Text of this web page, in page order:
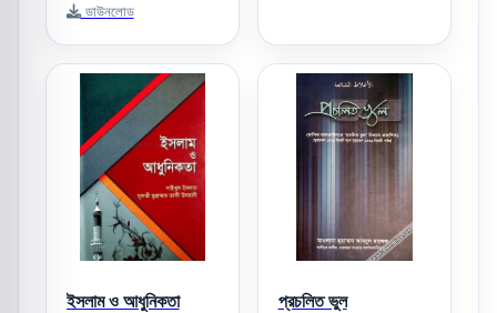
ডাউনলোড
ইসলাম ও আধুনিকতা প্রচলিত ভুল